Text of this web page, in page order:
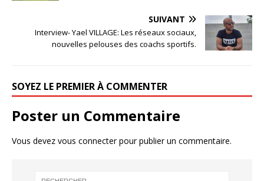
SUIVANT
Interview- Yael VILLAGE: Les réseaux sociaux,
nouvelles pelouses des coachs sportifs.
SOYEZ LE PREMIER À COMMENTER
Poster un Commentaire
Vous devez vous connecterpour publier un commentaire.